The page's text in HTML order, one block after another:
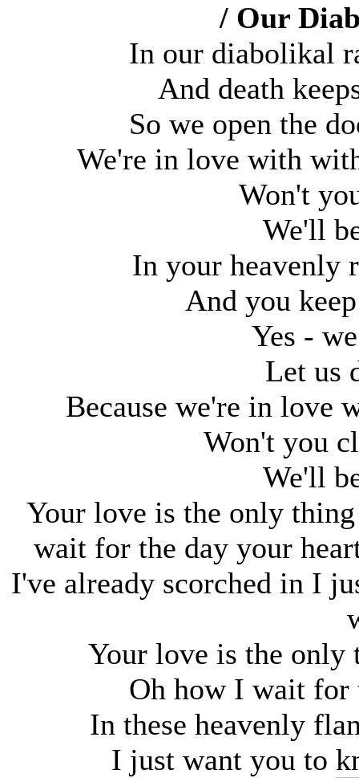
/ Our
In our diabolikal
And death
So we open the
We're in love with
Won't
We'll
In your heavenly
And you
Yes -
Let us
Because we're in love
Won't you
We'll
Your love is the only
wait for the day your
I've already scorched in I
Your love is the
Oh how I wait for
In these heavenly
I just want you to